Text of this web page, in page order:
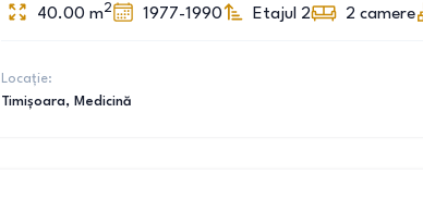
40.00 m2 1977-1990 Etajul 2 2 camere
Locație:
Timișoara, Medicină